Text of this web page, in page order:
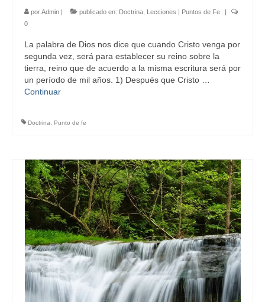
porAdmin | publicado en: Doctrina Lecciones | Puntos de Fe
|
0
La palabra de Dios nos dice que cuando Cristo venga por
segunda vez, será para establecer su reino sobre la
tierra, reino que de acuerdo a la misma escritura será por
un período de mil años. 1) Después que Cristo …
Continuar
Doctrina Punto de fe